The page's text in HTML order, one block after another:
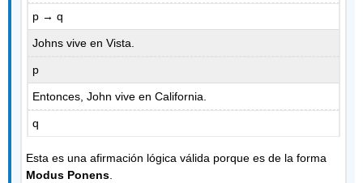
p → q
Johns vive en Vista.
p
Entonces, John vive en California.
q
Esta es una afirmación lógica válida porque es de la forma
Modus Ponens.